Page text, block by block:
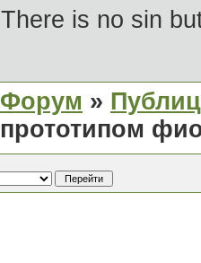
There is no sin
Форум »
прототипом